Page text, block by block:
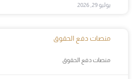
يوليو 29, 2026
منصات دفع الحقوق
منصات دفع الحقوق